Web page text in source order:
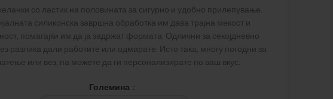
со ластик на половината за сигурно и удобно прилепување.
силиконска завршна обработка им дава трајна мекост и
помагајќи им да ја задржат формата. Одлични за секојдневно
разлика дали работите или одмарате. Исто така, многу погодни за
или вез, па можете да ги персонализирате по ваш вкус.
Големина